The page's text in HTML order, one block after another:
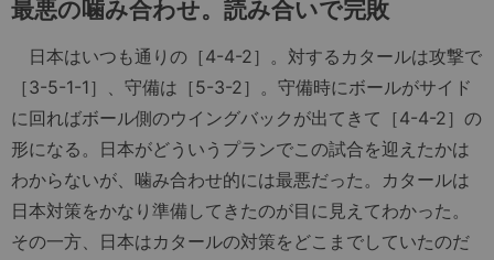
最悪の噛み合わせ。読み合いで完敗
日本はいつも通りの［4-4-2］。対するカタールは攻撃で
［3-5-1-1］、守備は［5-3-2］。守備時にボールがサイド
に回ればボール側のウイングバックが出てきて［4-4-2］の
形になる。日本がどういうプランでこの試合を迎えたかは
わからないが、噛み合わせ的には最悪だった。カタールは
日本対策をかなり準備してきたのが目に見えてわかった。
その一方、日本はカタールの対策をどこまでしていたのだ